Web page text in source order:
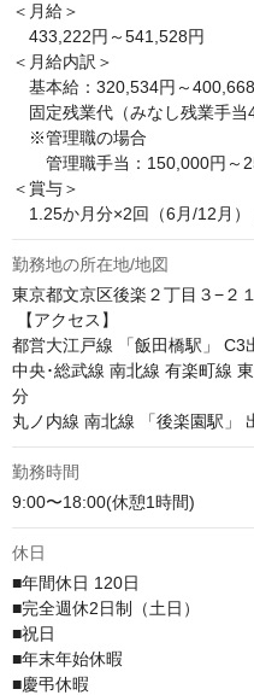
＜月給＞
433,222円～541,528円
＜月給内訳＞
基本給：320,534円～
固定残業代（みなし残業手当
※管理職の場合
管理職手当：150,000円～
＜賞与＞
1.25か月分×2回（6月/12月
勤務地の所在地/地図
東京都文京区後楽２丁目３−２
都営大江戸線 「飯田橋駅」 C3
中央･総武線 南北線 有楽町線
分
丸ノ内線 南北線 「後楽園駅」
勤務時間
9:00〜18:00(休憩1時間)
休日
■年間休日 120日
■完全週休2日制（土日）
■祝日
■年末年始休暇
■慶弔休暇